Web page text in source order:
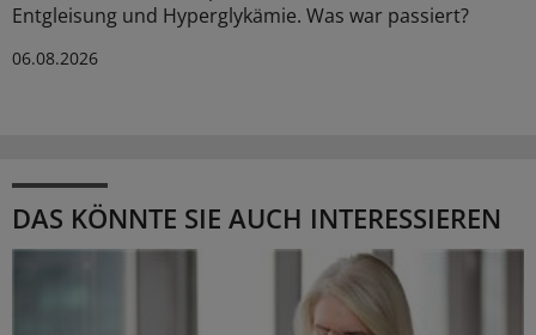
Entgleisung und Hyperglykämie. Was war passiert?
06.08.2026
DAS KÖNNTE SIE AUCH INTERESSIEREN